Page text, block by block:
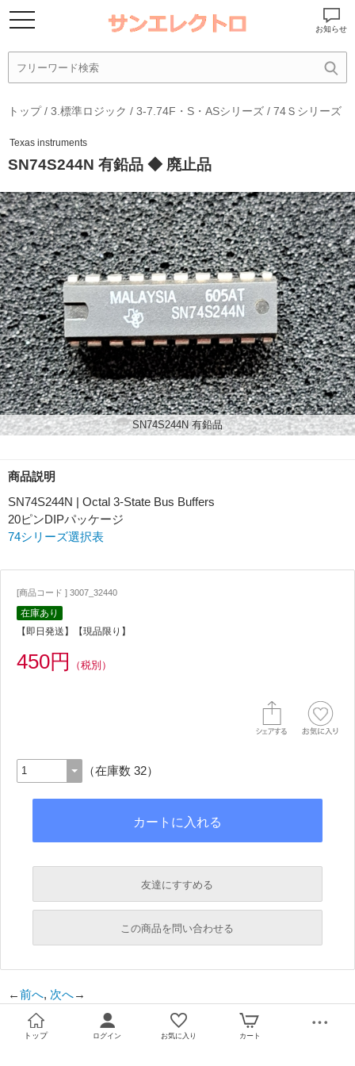
お知らせ
トップ/ 3.標準ロジック / 3-7.74F・S・ASシリーズ / 74Ｓシリーズ
Texas instruments
SN74S244N 有鉛品 ◆ 廃止品
SN74S244N 有鉛品
商品説明
SN74S244N | Octal 3-State Bus Buffers
20ピンDIPパッケージ
74シリーズ選択表
[商品コード ] 3007_32440
在庫あり
【即日発送】【現品限り】
450円 （税別）
（在庫数 32）
友達にすすめる
必須
この商品を問い合わせる
必須
←前へ, 次へ→
トップ ログイン お気に入り カート